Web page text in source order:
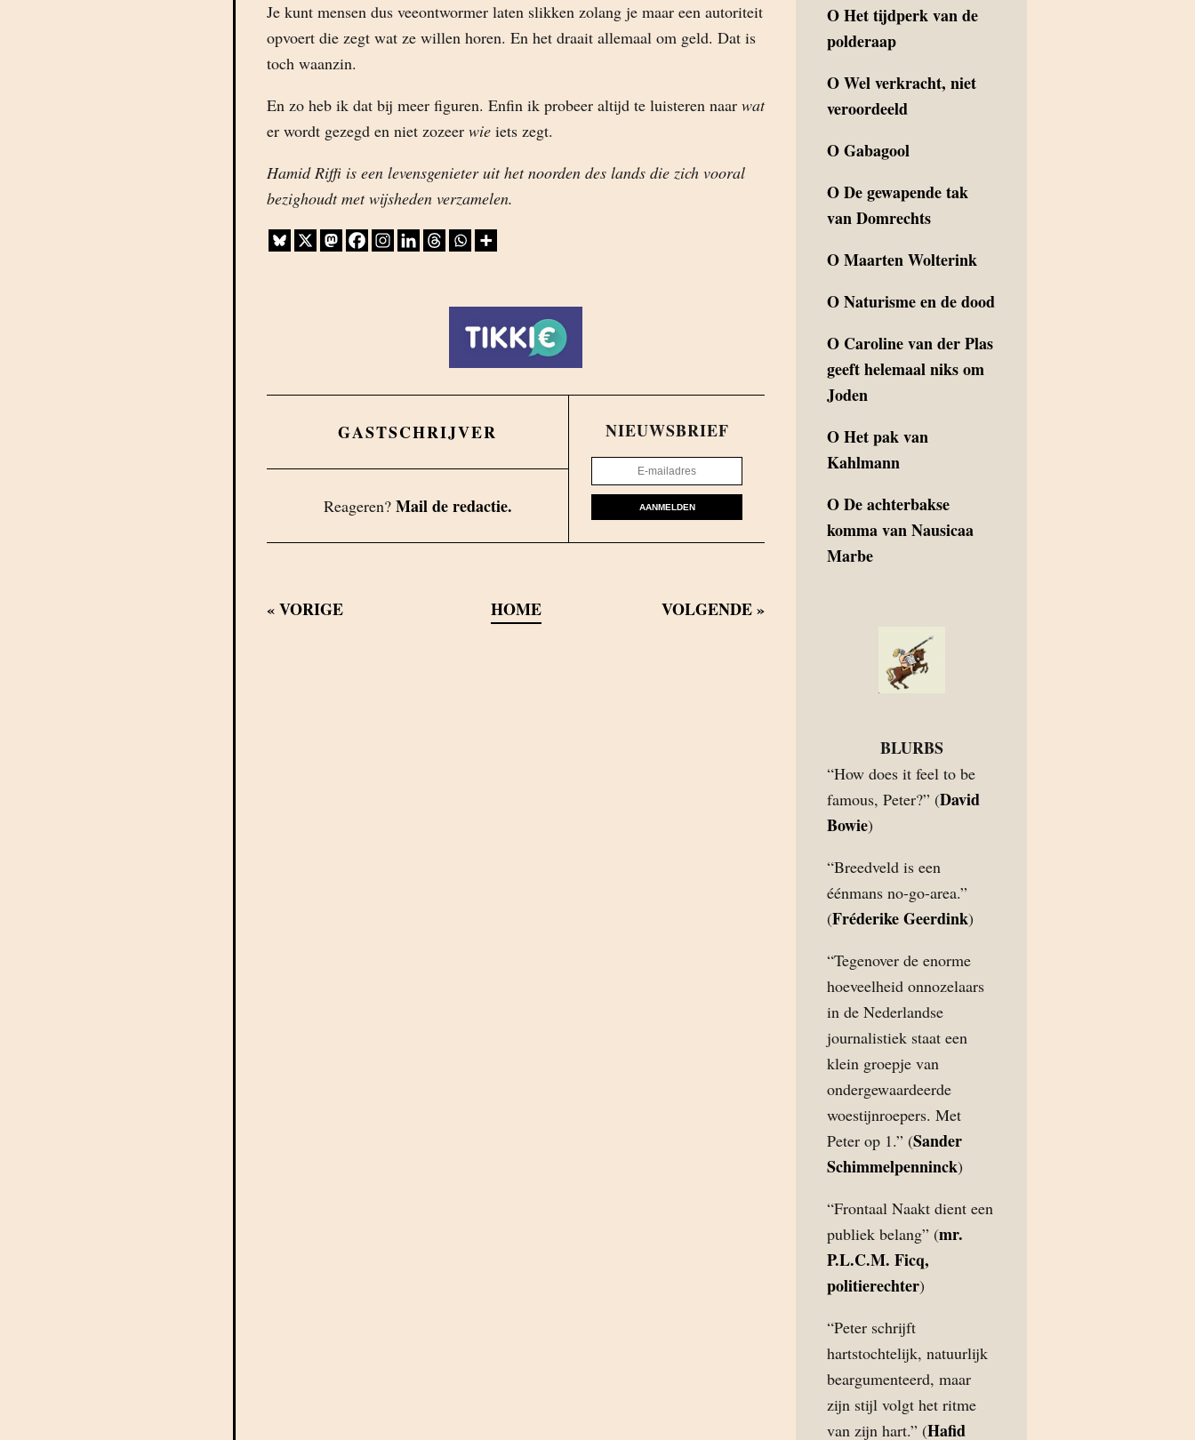
Je kunt mensen dus veeontwormer laten slikken zolang je maar een autoriteit
opvoert die zegt wat ze willen horen. En het draait allemaal om geld. Dat is
toch waanzin.
En zo heb ik dat bij meer figuren. Enfin ik probeer altijd te luisteren naar wat
er wordt gezegd en niet zozeer wie iets zegt.
Hamid Riffi is een levensgenieter uit het noorden des lands die zich vooral
bezighoudt met wijsheden verzamelen.
GASTSCHRIJVER
Reageren? Mail de redactie.
NIEUWSBRIEF
AANMELDEN
«VORIGE HOME VOLGENDE»
OHet tijdperk van de
polderaap
OWel verkracht, niet
veroordeeld
OGabagool
ODe gewapende tak
van Domrechts
OMaarten Wolterink
ONaturisme en de dood
O Caroline van der Plas
geeft helemaal niks om
Joden
OHet pak van
Kahlmann
ODe achterbakse
komma van Nausicaa
Marbe
BLURBS
“How does it feel to be
famous, Peter?” (David
Bowie)
“Breedveld is een
éénmans no-go-area.”
(Fréderike Geerdink)
“Tegenover de enorme
hoeveelheid onnozelaars
in de Nederlandse
journalistiek staat een
klein groepje van
ondergewaardeerde
woestijnroepers. Met
Peter op 1.” (Sander
Schimmelpenninck)
“Frontaal Naakt dient een
publiek belang” (mr.
P.L.C.M. Ficq,
politierechter)
“Peter schrijft
hartstochtelijk, natuurlijk
beargumenteerd, maar
zijn stijl volgt het ritme
van zijn hart.” (Hafid